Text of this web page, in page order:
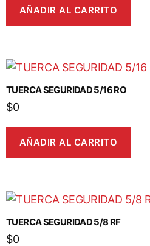
AÑADIR AL CARRITO
TUERCA SEGURIDAD 5/16 RO
$0
AÑADIR AL CARRITO
TUERCA SEGURIDAD 5/8 RF
$0